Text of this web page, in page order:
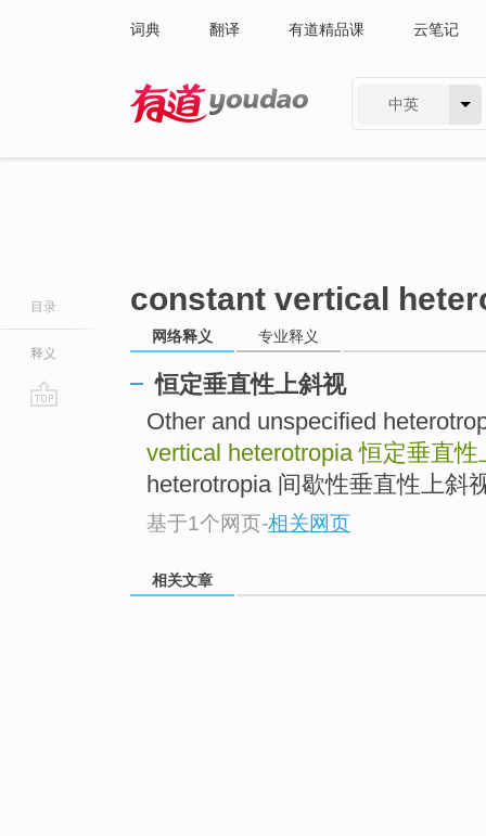
词典 翻译 有道精品课 云笔记
中英
目录
释义
constant vertical
网络释义 专业释义
恒定垂直性上斜视
Other and unspecified
vertical heterotropia恒定垂直性
heterotropia 间歇性垂直性上斜
基于1个网页-相关网页
相关文章